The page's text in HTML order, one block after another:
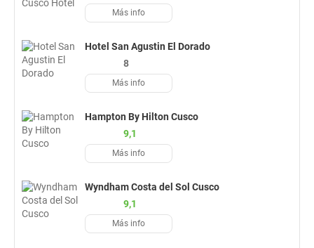
Más info
Hotel San Agustin El Dorado
8
Más info
Hampton By Hilton Cusco
9,1
Más info
Wyndham Costa del Sol Cusco
9,1
Más info